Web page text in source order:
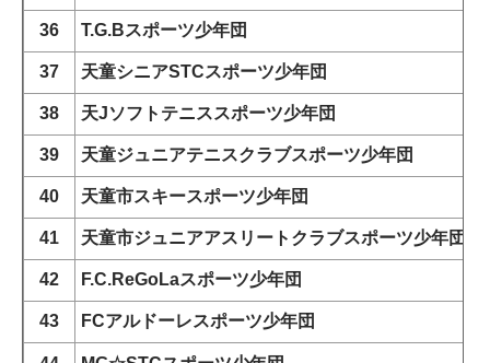
36 T.G.Bスポーツ少年団
37 天童シニアSTCスポーツ少年団
38 天Jソフトテニススポーツ少年団
39 天童ジュニアテニスクラブスポーツ少年団
40 天童市スキースポーツ少年団
41 天童市ジュニアアスリートクラブスポーツ少年団
42 F.C.ReGoLaスポーツ少年団
43 FCアルドーレスポーツ少年団